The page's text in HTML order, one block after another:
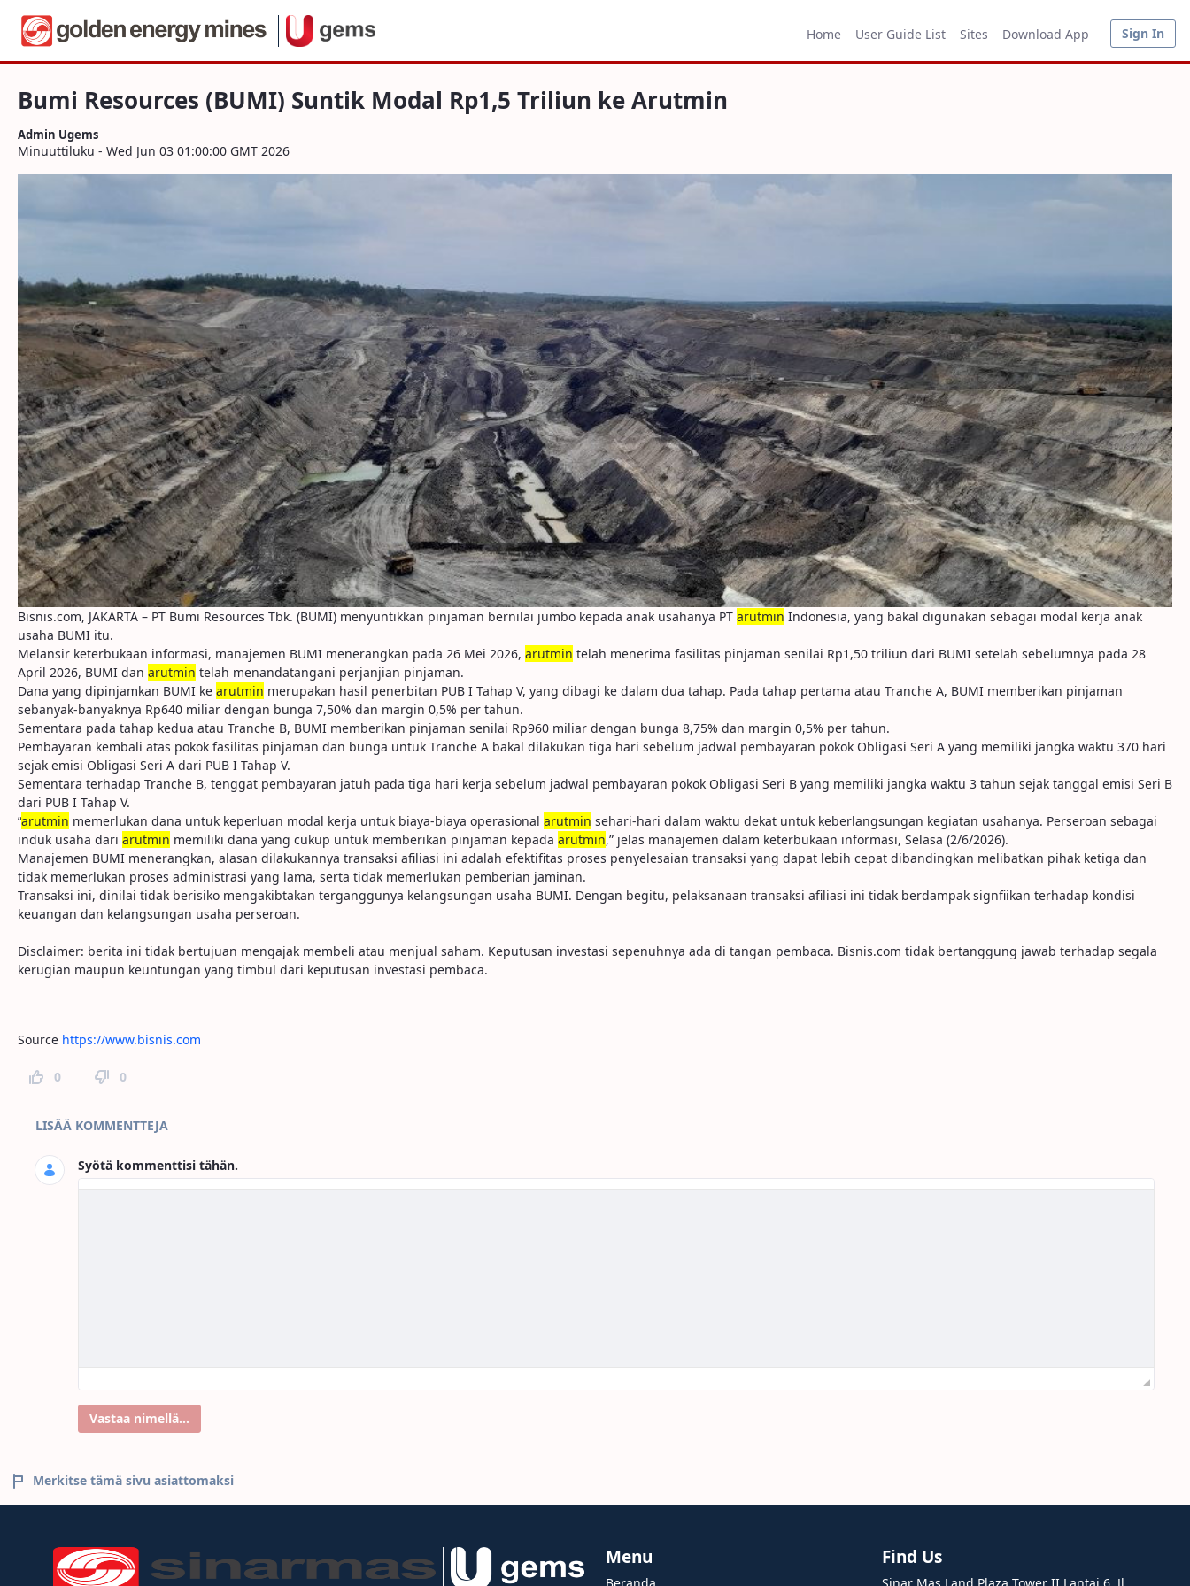
Navigaatio
Hyppää sisältöön
Bumi Resources (BUMI) Suntik Modal Rp1,5 Triliun ke Arutmin
Home User Guide List Sites Download App Sign In
Bumi Resources (BUMI) Suntik Modal Rp1,5 Triliun ke Arutmin
Admin Ugems
Minuuttiluku - Wed Jun 03 01:00:00 GMT 2026
Bisnis.com, JAKARTA – PT Bumi Resources Tbk. (BUMI) menyuntikkan pinjaman bernilai jumbo kepada anak usahanya PT arutmin Indonesia, yang bakal digunakan sebagai modal kerja anak
usaha BUMI itu.
Melansir keterbukaan informasi, manajemen BUMI menerangkan pada 26 Mei 2026, arutmin telah menerima fasilitas pinjaman senilai Rp1,50 triliun dari BUMI setelah sebelumnya pada 28
April 2026, BUMI dan arutmin telah menandatangani perjanjian pinjaman.
Dana yang dipinjamkan BUMI ke arutmin merupakan hasil penerbitan PUB I Tahap V, yang dibagi ke dalam dua tahap. Pada tahap pertama atau Tranche A, BUMI memberikan pinjaman
sebanyak-banyaknya Rp640 miliar dengan bunga 7,50% dan margin 0,5% per tahun.
Sementara pada tahap kedua atau Tranche B, BUMI memberikan pinjaman senilai Rp960 miliar dengan bunga 8,75% dan margin 0,5% per tahun.
Pembayaran kembali atas pokok fasilitas pinjaman dan bunga untuk Tranche A bakal dilakukan tiga hari sebelum jadwal pembayaran pokok Obligasi Seri A yang memiliki jangka waktu 370 hari
sejak emisi Obligasi Seri A dari PUB I Tahap V.
Sementara terhadap Tranche B, tenggat pembayaran jatuh pada tiga hari kerja sebelum jadwal pembayaran pokok Obligasi Seri B yang memiliki jangka waktu 3 tahun sejak tanggal emisi Seri B
dari PUB I Tahap V.
”arutmin memerlukan dana untuk keperluan modal kerja untuk biaya-biaya operasional arutmin sehari-hari dalam waktu dekat untuk keberlangsungan kegiatan usahanya. Perseroan sebagai
induk usaha dari arutmin memiliki dana yang cukup untuk memberikan pinjaman kepada arutmin,” jelas manajemen dalam keterbukaan informasi, Selasa (2/6/2026).
Manajemen BUMI menerangkan, alasan dilakukannya transaksi afiliasi ini adalah efektifitas proses penyelesaian transaksi yang dapat lebih cepat dibandingkan melibatkan pihak ketiga dan
tidak memerlukan proses administrasi yang lama, serta tidak memerlukan pemberian jaminan.
Transaksi ini, dinilai tidak berisiko mengakibtakan terganggunya kelangsungan usaha BUMI. Dengan begitu, pelaksanaan transaksi afiliasi ini tidak berdampak signfiikan terhadap kondisi
keuangan dan kelangsungan usaha perseroan.
Disclaimer: berita ini tidak bertujuan mengajak membeli atau menjual saham. Keputusan investasi sepenuhnya ada di tangan pembaca. Bisnis.com tidak bertanggung jawab terhadap segala
kerugian maupun keuntungan yang timbul dari keputusan investasi pembaca.
Source https://www.bisnis.com
0 0
Sivun kommentit
LISÄÄ KOMMENTTEJA
Syötä kommenttisi tähän.
Vastaa nimellä...
Merkitse tämä sivu asiattomaksi
Menu Find Us